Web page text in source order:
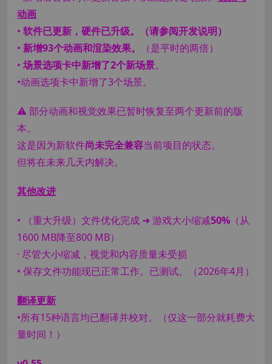
动画
• 软件已更新，硬件已升级。（请参阅开发说明）
• 新增93个动画和渲染效果。
（是平时的两倍）
• 场景选项卡中新增了2个新场景。
•动画选项卡中新增了3个场景。
⚠ 部分动画和视觉效果已暂时恢复至两个更新前的版
本。
这是因为新软件尚未完全兼容当前项目的状态。
但将在未来几天内解决。
其他改进
• （重大升级）文件优化完成 ➜ 游戏大小缩减50% （从
1600 MB降至800 MB）
· 尽管大小缩减，视觉和内容质量未受损
• 保存文件功能现已正常工作。已测试。（2026年4月）
翻译更新
•所有15种语言均已翻译并校对。（仅这一部分就耗费大
量时间！）